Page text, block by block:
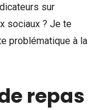
sur
sociaux ? Je te
problématique à la
repas